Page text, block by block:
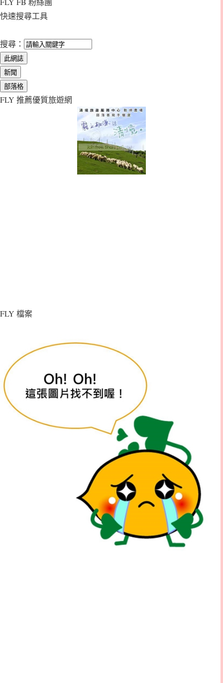
快速搜尋工具
搜尋：
FLY 推薦優質旅遊網
FLY 檔案